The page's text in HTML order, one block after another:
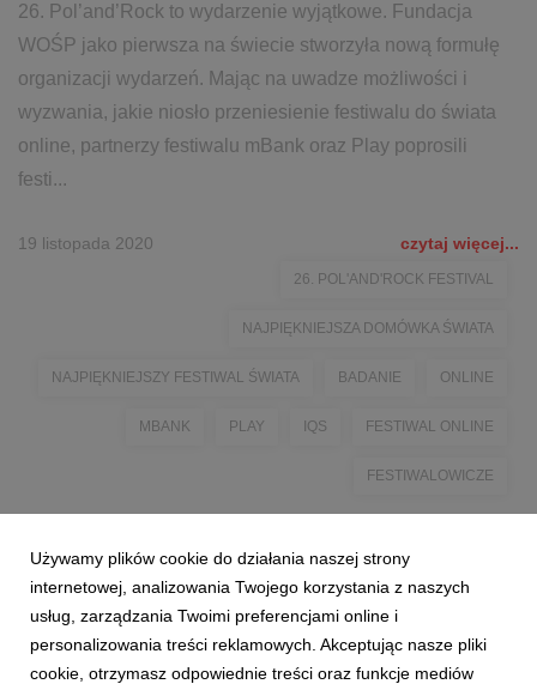
26. Pol’and’Rock to wydarzenie wyjątkowe. Fundacja
WOŚP jako pierwsza na świecie stworzyła nową formułę
organizacji wydarzeń. Mając na uwadze możliwości i
wyzwania, jakie niosło przeniesienie festiwalu do świata
online, partnerzy festiwalu mBank oraz Play poprosili
festi...
19 listopada 2020 czytaj więcej...
26. POL'AND'ROCK FESTIVAL
NAJPIĘKNIEJSZA DOMÓWKA ŚWIATA
NAJPIĘKNIEJSZY FESTIWAL ŚWIATA BADANIE ONLINE
MBANK PLAY IQS FESTIWAL ONLINE
FESTIWALOWICZE
Używamy plików cookie do działania naszej strony
internetowej, analizowania Twojego korzystania z naszych
usług, zarządzania Twoimi preferencjami online i
personalizowania treści reklamowych. Akceptując nasze pliki
cookie, otrzymasz odpowiednie treści oraz funkcje mediów